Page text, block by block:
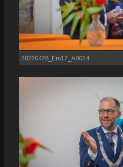
20220426_Em17_A0024